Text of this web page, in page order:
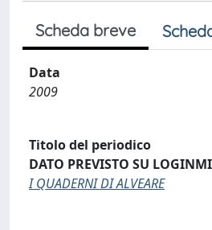
Scheda breve
Data
2009
Titolo del periodico
DATO PREVISTO SU
I QUADERNI DI ALVEARE